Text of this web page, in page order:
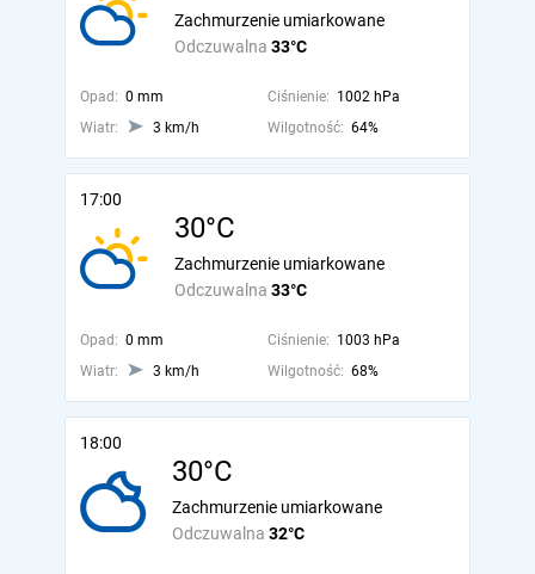
Odczuwalna 33°C
Zachmurzenie umiarkowane
Opad: 0 mm Ciśnienie: 1002 hPa
Wiatr:
3 km/h Wilgotność: 64%
17:00
30°C
Odczuwalna 33°C
Zachmurzenie umiarkowane
Opad: 0 mm Ciśnienie: 1003 hPa
Wiatr:
3 km/h Wilgotność: 68%
18:00
30°C
Odczuwalna 32°C
Zachmurzenie umiarkowane